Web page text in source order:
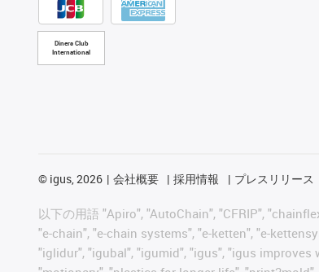
Diners Club
International
© igus, 2026 会社概要 採用情報 プレスリリース
以下の用語 "Apiro", "AutoChain", "CFRIP",
"e-chain", "e-chain systems", "e-ketten", "e-
"iglidur", "igubal", "igumid", "igus", "igus improves